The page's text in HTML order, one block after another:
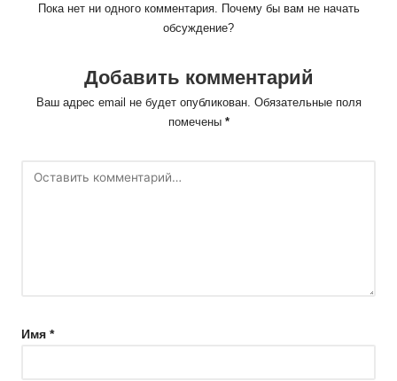
Пока нет ни одного комментария. Почему бы вам не начать
обсуждение?
Добавить комментарий
Ваш адрес email не будет опубликован. Обязательные поля
помечены *
Имя *